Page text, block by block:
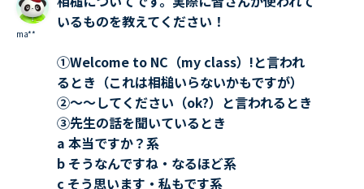
ma**
いるものを教えてください！
①Welcome to NC（my class）!と言われ
るとき（これは相槌いらないかもですが）
②～～してください（ok?）と言われるとき
③先生の話を聞いているとき
a 本当ですか？系
b そうなんですね・なるほど系
c そう思います・私もです系